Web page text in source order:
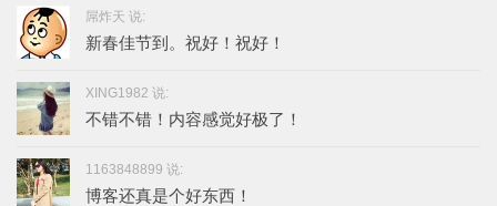
屌炸天 说:
新春佳节到。祝好！祝好！
XING1982 说:
不错不错！内容感觉好极了！
1163848899 说:
博客还真是个好东西！